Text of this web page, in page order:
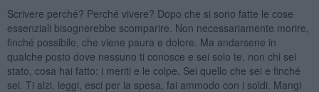
Scrivere perché? Perché vivere? Dopo che si sono fatte le cose
essenziali bisognerebbe scomparire. Non necessariamente morire,
finché possibile, che viene paura e dolore. Ma andarsene in
qualche posto dove nessuno ti conosce e sei solo te, non chi sei
stato, cosa hai fatto: i meriti e le colpe. Sei quello che sei e finché
sei. Ti alzi, leggi, esci per la spesa, fai ammodo con i soldi. Mangi